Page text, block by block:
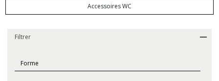
Accessoires WC
Filtrer